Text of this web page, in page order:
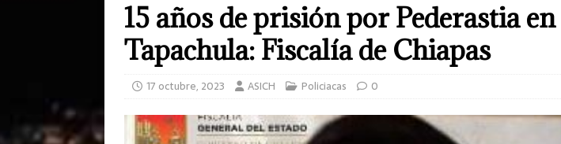
15 años de prisión por Pederastia en
Tapachula: Fiscalía de Chiapas
17 octubre, 2023 ASICH Policiacas 0